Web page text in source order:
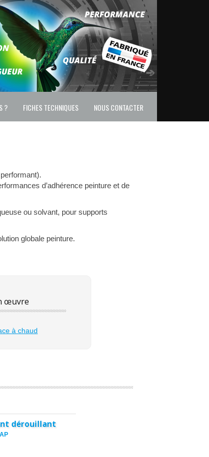
? FICHES TECHNIQUES NOUS CONTACTER
d’adhérence peinture et de
ou solvant, pour supports
globale peinture.
œuvre
à chaud
dérouillant